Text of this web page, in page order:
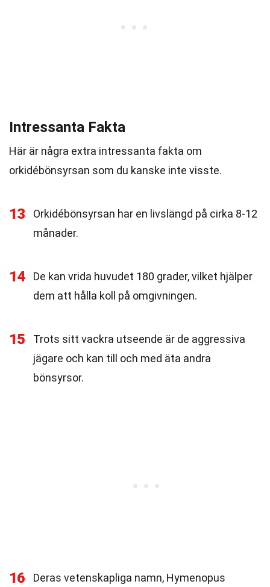
Intressanta Fakta
Här är några extra intressanta fakta om
orkidébönsyrsan som du kanske inte visste.
13
Orkidébönsyrsan har en livslängd på cirka 8-12
månader.
14
De kan vrida huvudet 180 grader, vilket hjälper
dem att hålla koll på omgivningen.
15
Trots sitt vackra utseende är de aggressiva
jägare och kan till och med äta andra
bönsyrsor.
16
Deras vetenskapliga namn, Hymenopus